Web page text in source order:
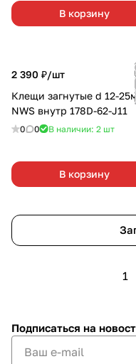
В корзину
2 390 ₽/шт
Клещи загнутые d 12-
NWS внутр 178D-62-J11
0 0 В наличии: 2 шт
В корзину
1
Подписаться на